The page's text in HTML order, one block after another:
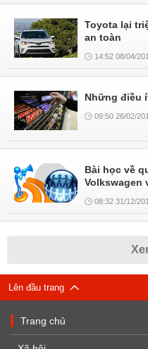
Toyota lại
an toàn
14:52 08/04/
Những điều
09:50 26/02/
Bài học về
Volkswagen
08:32 31/12/
Lên đầu trang
Trang chủ